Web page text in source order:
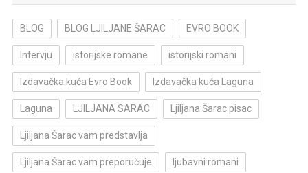
BLOG BLOG LJILJANE ŠARAC EVRO BOOK
Intervju istorijske romane istorijski romani
Izdavačka kuća Evro Book Izdavačka kuća Laguna
Laguna LJILJANA SARAC Ljiljana Šarac pisac
Ljiljana Šarac vam predstavlja
Ljiljana Šarac vam preporučuje ljubavni romani